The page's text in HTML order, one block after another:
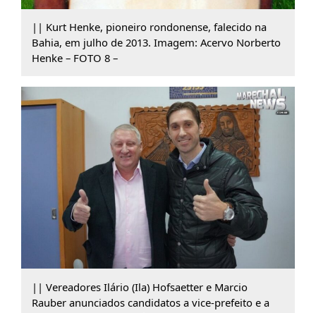
|| Kurt Henke, pioneiro rondonense, falecido na
Bahia, em julho de 2013. Imagem: Acervo Norberto
Henke – FOTO 8 –
|| Vereadores Ilário (Ila) Hofsaetter e Marcio
Rauber anunciados candidatos a vice-prefeito e a